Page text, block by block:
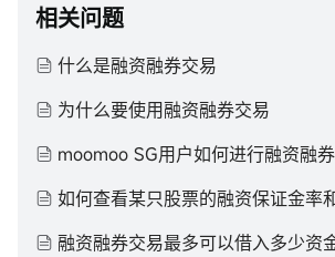
相关问题
什么是融资融券交易
为什么要使用融资融券交易
moomoo SG用户如何进行融资融
融资融券交易最多可以借入多少资